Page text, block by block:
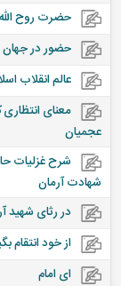
حضرت روح
حضور در جهان
عالم انقلاب
معنای
عجمیان
شهادت آرمان
در رثای شهید
از خود انتقام
ای امام